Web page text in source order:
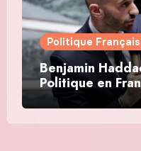
Politique
Benjamin
Politique en